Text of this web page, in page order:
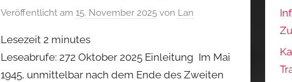
Veröffentlicht am15. November 2025 von Lan
Lesezeit 2 minutes
Leseabrufe: 272 Oktober 2025 Einleitung Im Mai
1945, unmittelbar nach dem Ende des Zweiten